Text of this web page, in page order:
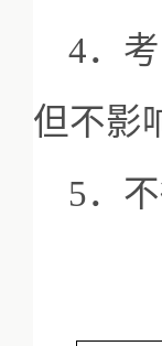
4．
但不影
5．